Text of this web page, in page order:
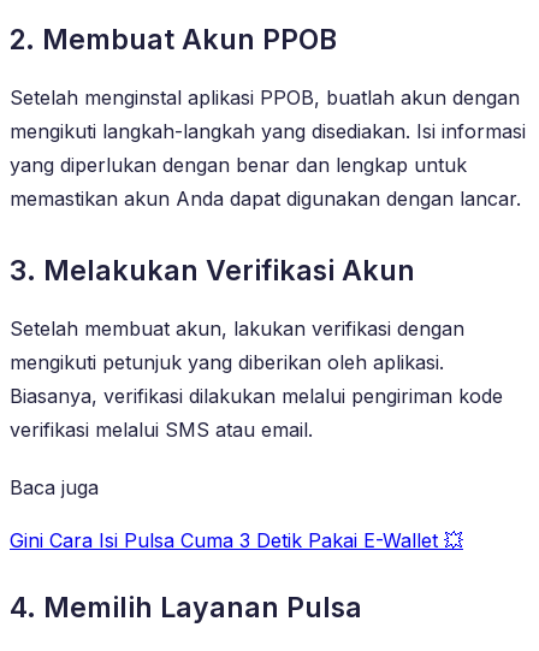
2. Membuat Akun PPOB
Setelah menginstal aplikasi PPOB, buatlah akun dengan
mengikuti langkah-langkah yang disediakan. Isi informasi
yang diperlukan dengan benar dan lengkap untuk
memastikan akun Anda dapat digunakan dengan lancar.
3. Melakukan Verifikasi Akun
Setelah membuat akun, lakukan verifikasi dengan
mengikuti petunjuk yang diberikan oleh aplikasi.
Biasanya, verifikasi dilakukan melalui pengiriman kode
verifikasi melalui SMS atau email.
Baca juga
Gini Cara Isi Pulsa Cuma 3 Detik Pakai E-Wallet 💥
4. Memilih Layanan Pulsa